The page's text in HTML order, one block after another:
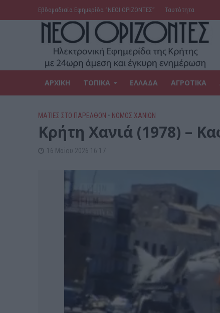
Εβδομαδιαία Εφημερίδα ‘’ΝΕΟΙ ΟΡΙΖΟΝΤΕΣ’’ Ταυτότητα
ΑΡΧΙΚΗ ΤΟΠΙΚΑ ΕΛΛΑΔΑ ΑΓΡΟΤΙΚΑ
ΜΑΤΙΕΣ ΣΤΟ ΠΑΡΕΛΘΟΝ • ΝΟΜΌΣ ΧΑΝΊΩΝ
Κρήτη Χανιά (1978) –
16 Μαΐου 2026 16:17